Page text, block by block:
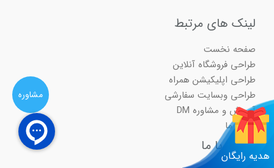
هدیه رایگان
مشاوره
لینک های مرتبط
صفحه نخست
طراحی فروشگاه آنلاین
طراحی اپلیکیشن همراه
طراحی وبسایت سفارشی
آموزش و مشاوره DM
درباره ما
ارتباط با ما